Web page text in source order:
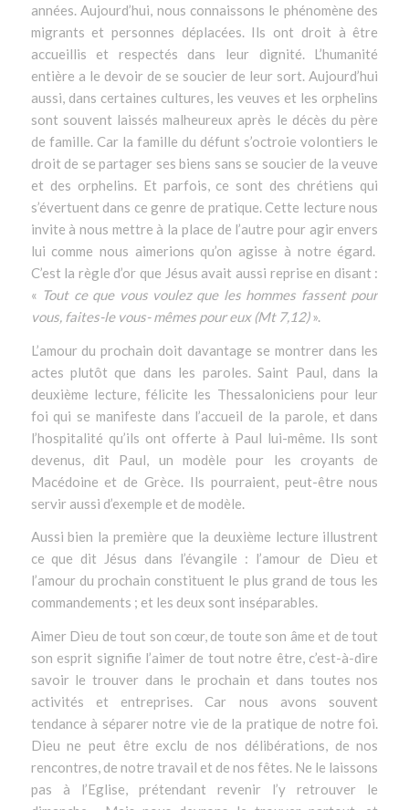
années. Aujourd’hui, nous connaissons le phénomène des
migrants et personnes déplacées. Ils ont droit à être
accueillis et respectés dans leur dignité. L’humanité
entière a le devoir de se soucier de leur sort. Aujourd’hui
aussi, dans certaines cultures, les veuves et les orphelins
sont souvent laissés malheureux après le décès du père
de famille. Car la famille du défunt s’octroie volontiers le
droit de se partager ses biens sans se soucier de la veuve
et des orphelins. Et parfois, ce sont des chrétiens qui
s’évertuent dans ce genre de pratique. Cette lecture nous
invite à nous mettre à la place de l’autre pour agir envers
lui comme nous aimerions qu’on agisse à notre égard.
C’est la règle d’or que Jésus avait aussi reprise en disant :
« Tout ce que vous voulez que les hommes fassent pour
vous, faites-le vous- mêmes pour eux (Mt 7,12)».
L’amour du prochain doit davantage se montrer dans les
actes plutôt que dans les paroles. Saint Paul, dans la
deuxième lecture, félicite les Thessaloniciens pour leur
foi qui se manifeste dans l’accueil de la parole, et dans
l’hospitalité qu’ils ont offerte à Paul lui-même. Ils sont
devenus, dit Paul, un modèle pour les croyants de
Macédoine et de Grèce. Ils pourraient, peut-être nous
servir aussi d’exemple et de modèle.
Aussi bien la première que la deuxième lecture illustrent
ce que dit Jésus dans l’évangile : l’amour de Dieu et
l’amour du prochain constituent le plus grand de tous les
commandements ; et les deux sont inséparables.
Aimer Dieu de tout son cœur, de toute son âme et de tout
son esprit signifie l’aimer de tout notre être, c’est-à-dire
savoir le trouver dans le prochain et dans toutes nos
activités et entreprises. Car nous avons souvent
tendance à séparer notre vie de la pratique de notre foi.
Dieu ne peut être exclu de nos délibérations, de nos
rencontres, de notre travail et de nos fêtes. Ne le laissons
pas à l’Eglise, prétendant revenir l’y retrouver le